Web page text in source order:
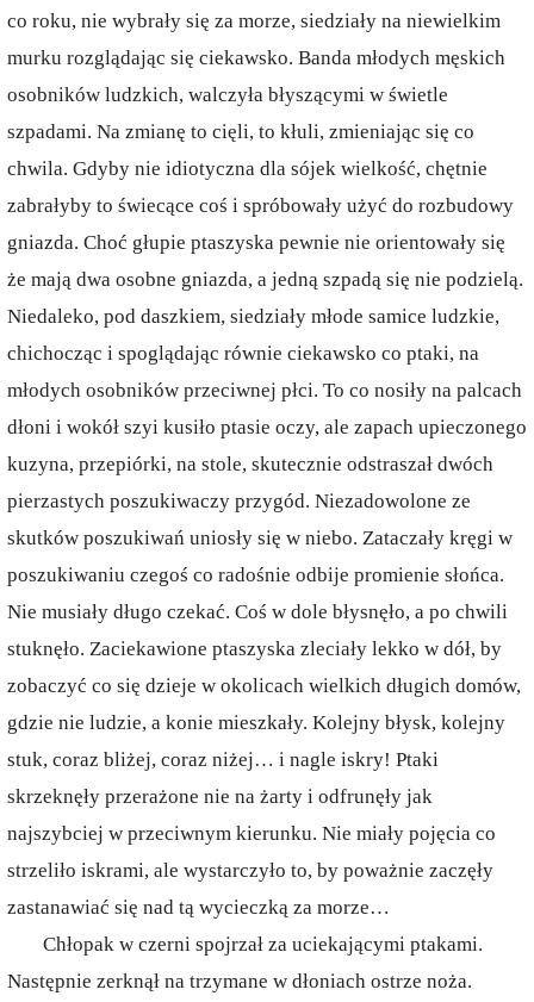
co roku, nie wybrały się za morze, siedziały na niewielkim
murku rozglądając się ciekawsko. Banda młodych męskich
osobników ludzkich, walczyła błyszącymi w świetle
szpadami. Na zmianę to cięli, to kłuli, zmieniając się co
chwila. Gdyby nie idiotyczna dla sójek wielkość, chętnie
zabrałyby to świecące coś i spróbowały użyć do rozbudowy
gniazda. Choć głupie ptaszyska pewnie nie orientowały się
że mają dwa osobne gniazda, a jedną szpadą się nie podzielą.
Niedaleko, pod daszkiem, siedziały młode samice ludzkie,
chichocząc i spoglądając równie ciekawsko co ptaki, na
młodych osobników przeciwnej płci. To co nosiły na palcach
dłoni i wokół szyi kusiło ptasie oczy, ale zapach upieczonego
kuzyna, przepiórki, na stole, skutecznie odstraszał dwóch
pierzastych poszukiwaczy przygód. Niezadowolone ze
skutków poszukiwań uniosły się w niebo. Zataczały kręgi w
poszukiwaniu czegoś co radośnie odbije promienie słońca.
Nie musiały długo czekać. Coś w dole błysnęło, a po chwili
stuknęło. Zaciekawione ptaszyska zleciały lekko w dół, by
zobaczyć co się dzieje w okolicach wielkich długich domów,
gdzie nie ludzie, a konie mieszkały. Kolejny błysk, kolejny
stuk, coraz bliżej, coraz niżej… i nagle iskry! Ptaki
skrzeknęły przerażone nie na żarty i odfrunęły jak
najszybciej w przeciwnym kierunku. Nie miały pojęcia co
strzeliło iskrami, ale wystarczyło to, by poważnie zaczęły
zastanawiać się nad tą wycieczką za morze…
Chłopak w czerni spojrzał za uciekającymi ptakami.
Następnie zerknął na trzymane w dłoniach ostrze noża.